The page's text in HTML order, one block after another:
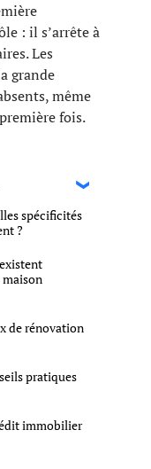
: il s’arrête à
Les
grande
même
fois.
spécificités
?
de rénovation
pratiques
immobilier